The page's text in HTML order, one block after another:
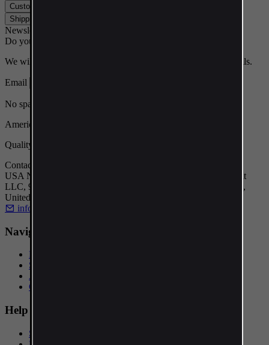
Customer Reviews
Shipping & Returns
Newsletter
Do you want news and discounts without spam?
We will only send what is worth reading. No unnecessary emails.
Email
No spam. One-click logout.
Americansupplements
Quality American Dietary Supplements
Contact
USA NUTRITION GROUP LLC Northwest Registered Agent
LLC, 90 State Street, Suite 700, Office 40, Albany, NY, 12207,
United States
info@americansupplements.eu
Navigation
Home
Shop
About us
Contact
Help
Search